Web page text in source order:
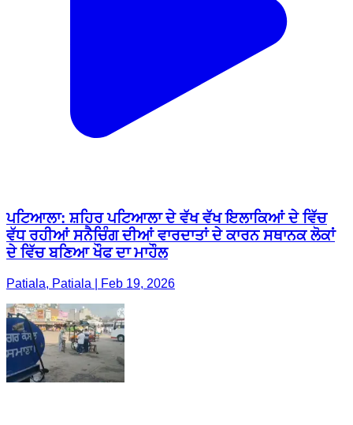
ਪਟਿਆਲਾ: ਸ਼ਹਿਰ ਪਟਿਆਲਾ ਦੇ ਵੱਖ ਵੱਖ ਇਲਾਕਿਆਂ ਦੇ ਵਿੱਚ
ਵੱਧ ਰਹੀਆਂ ਸਨੈਚਿੰਗ ਦੀਆਂ ਵਾਰਦਾਤਾਂ ਦੇ ਕਾਰਨ ਸਥਾਨਕ ਲੋਕਾਂ
ਦੇ ਵਿੱਚ ਬਣਿਆ ਖੌਫ ਦਾ ਮਾਹੌਲ
Patiala, Patiala | Feb 19, 2026